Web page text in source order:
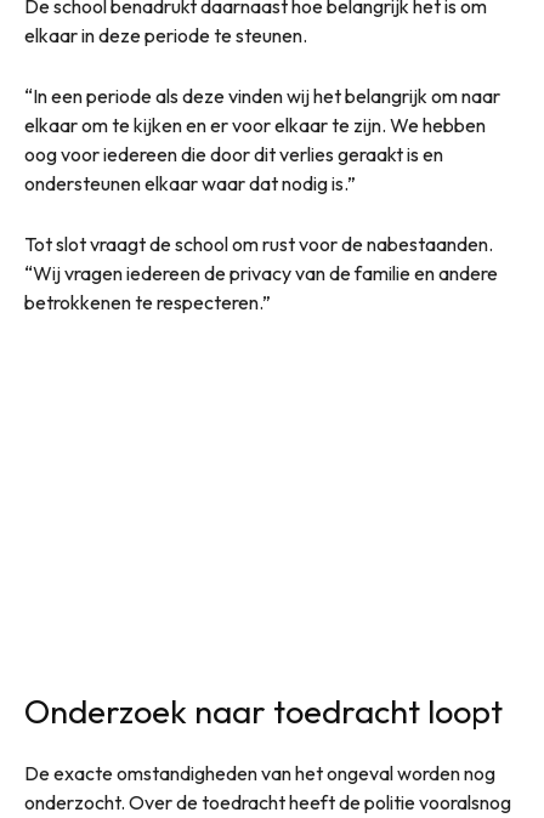
De school benadrukt daarnaast hoe belangrijk het is om
elkaar in deze periode te steunen.
“In een periode als deze vinden wij het belangrijk om naar
elkaar om te kijken en er voor elkaar te zijn. We hebben
oog voor iedereen die door dit verlies geraakt is en
ondersteunen elkaar waar dat nodig is.”
Tot slot vraagt de school om rust voor de nabestaanden.
“Wij vragen iedereen de privacy van de familie en andere
betrokkenen te respecteren.”
Onderzoek naar toedracht loopt
De exacte omstandigheden van het ongeval worden nog
onderzocht. Over de toedracht heeft de politie vooralsnog